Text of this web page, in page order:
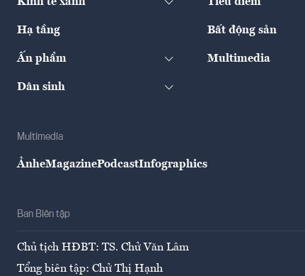
Hạ tầng Bất động sản
Ấn phẩm Multimedia
Dân sinh
Multimedia
ẢnheMagazinePodcastInfographics
Ban Biên tập
Chủ tịch HĐBT: TS. Chử Văn Lâm
Tổng biên tập: Chử Thị Hạnh